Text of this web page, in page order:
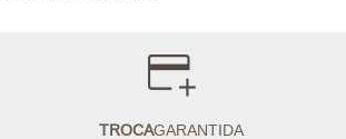
TROCAGARANTIDA